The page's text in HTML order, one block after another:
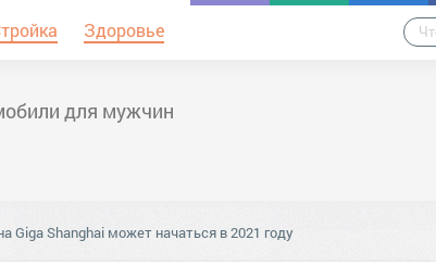
Здоровье
для мужчин
Giga Shanghai может начаться в 2021 году